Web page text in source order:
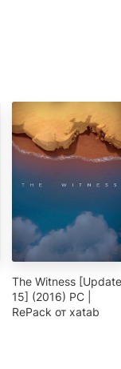
The Witness [Update
15] (2016) PC |
RePack от xatab